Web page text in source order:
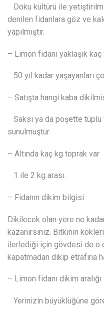
Doku kültürü ile
denilen fidanlara göz ve
yapılmıştır.
– Limon fidanı yaklaşık kaç
50 yıl kadar yaşayanları
– Satışta hangi kaba
Saksı ya da poşette tüplü
sunulmuştur.
– Altında kaç kg toprak var
1 ile 2 kg arası.
– Fidanın dikim bilgisi
Dikilecek olan yere ne
kazanırsınız. Bitkinin
ilerlediği için gövdesi de o
kapatmadan dikip etrafına
– Limon fidanı dikim aralığı
Yerinizin büyüklüğüne